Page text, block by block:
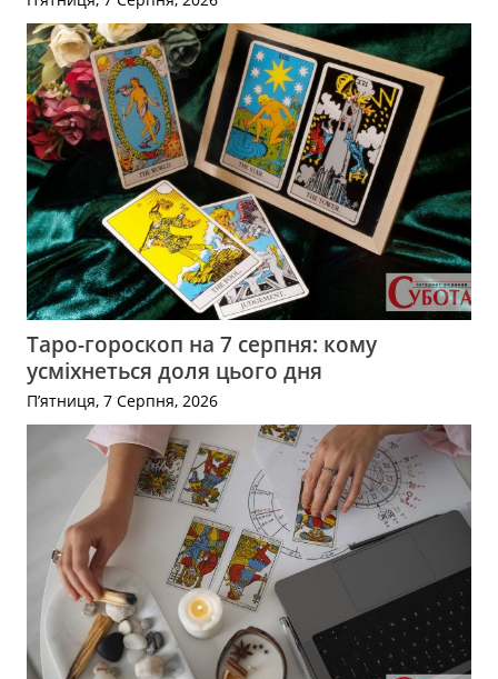
Таро-гороскоп на 7 серпня: кому
усміхнеться доля цього дня
П’ятниця, 7 Серпня, 2026